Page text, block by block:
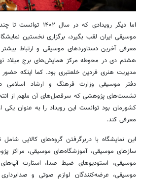
اما دیگر رویدادی که در سال ۱۴۰۲ توانست تا چند روز
موسیقی ایران لقب بگیرد، برگزاری نخستین
معرفی آخرین دستاوردهای موسیقی و ارتباط
هشتم دی در محوطه مرکز همایش‌های برج میلاد
مدیریت هنری فردین خلعتبری بود. کما اینکه
دفتر موسیقی وزارت فرهنگ و ارشاد اسلامی
نشست‌های پژوهشی که سرفصل‌های آن ملهماز
کشورمان بود توانست این رویداد را به عنوان یکی
معرفی کند.
این نمایشگاه با دربرگرفتن گروه‌های کالایی شامل
سازهای موسیقی، آموزشگاه‌های موسیقی، مراکز
موسیقی، استودیوهای ضبط صدا، استارت
موسیقی، عرضه‌کنندگان لوازم صوتی و